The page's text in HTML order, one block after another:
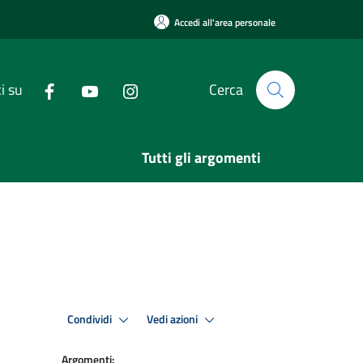
Accedi all'area personale
su Cerca
Tutti gli argomenti
Condividi Vedi azioni
Argomenti: